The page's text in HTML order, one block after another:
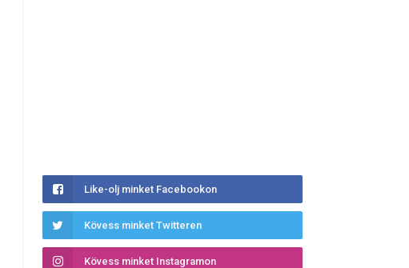
Like-olj minket Facebookon
Kövess minket Twitteren
Kövess minket Instagramon